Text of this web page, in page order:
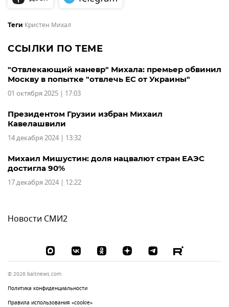
Теги Кристен Михал
ССЫЛКИ ПО ТЕМЕ
"Отвлекающий маневр" Михала: премьер обвинил
Москву в попытке "отвлечь ЕС от Украины"
01 октября 2025 | 17:03
Президентом Грузии избран Михаил
Кавелашвили
14 декабря 2024 | 13:32
Михаил Мишустин: доля нацвалют стран ЕАЭС
достигла 90%
17 декабря 2024 | 12:22
Новости СМИ2
© 2026 baltnews.com
Политика конфиденциальности
Правила использования «cookie»